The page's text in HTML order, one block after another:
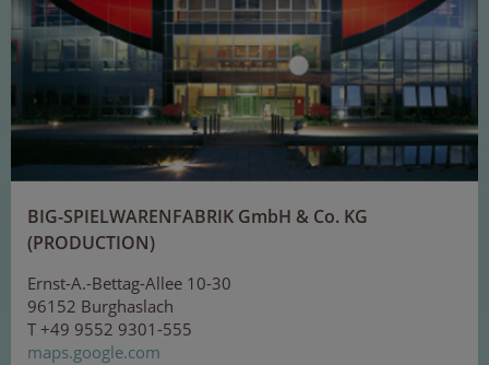
BIG-SPIELWARENFABRIK GmbH & Co. KG
(PRODUCTION)
Ernst-A.-Bettag-Allee 10-30
96152 Burghaslach
T +49 9552 9301-555
maps.google.com